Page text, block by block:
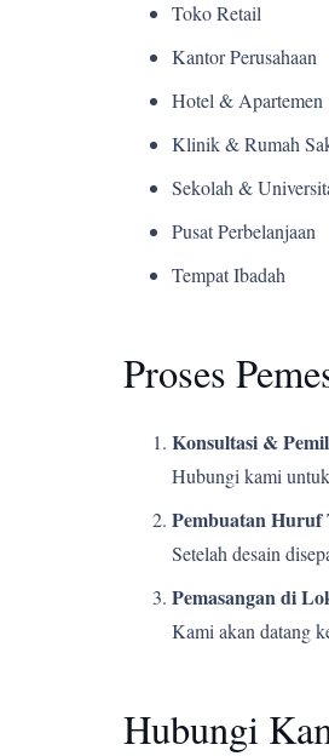
Toko Retail
Kantor Perusahaan
Hotel & Apartemen
Klinik & Rumah
Sekolah &
Pusat Perbelanjaan
Tempat Ibadah
Proses
Konsultasi &
Hubungi kami
Pembuatan
Setelah desain
Pemasangan di
Kami akan datang
Hubungi